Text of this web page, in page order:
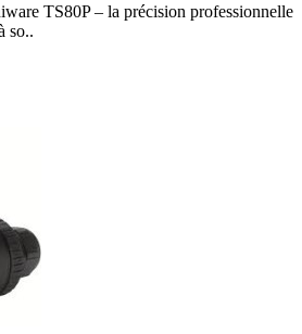
TS80P – la précision professionnelle
so..